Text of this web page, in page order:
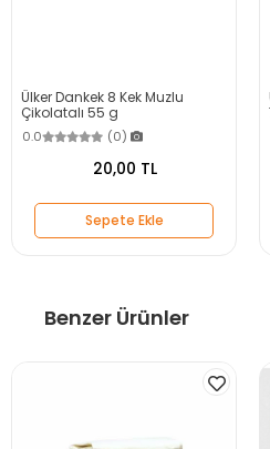
Ülker Dankek 8 Kek Muzlu
Çikolatalı 55 g
0.0 (0)
20,00 TL
Sepete Ekle
Benzer Ürünler